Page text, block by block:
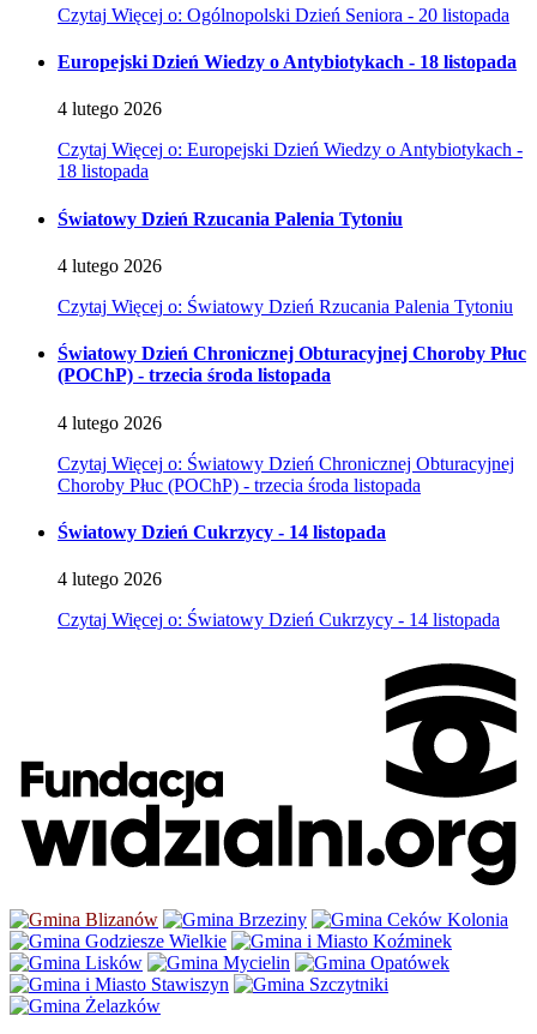
Czytaj Więcej o: Ogólnopolski Dzień Seniora - 20 listopada
Europejski Dzień Wiedzy o Antybiotykach - 18 listopada
4 lutego 2026
Czytaj Więcej o: Europejski Dzień Wiedzy o Antybiotykach -
18 listopada
Światowy Dzień Rzucania Palenia Tytoniu
4 lutego 2026
Czytaj Więcej o: Światowy Dzień Rzucania Palenia Tytoniu
Światowy Dzień Chronicznej Obturacyjnej Choroby Płuc
(POChP) - trzecia środa listopada
4 lutego 2026
Czytaj Więcej o: Światowy Dzień Chronicznej Obturacyjnej
Choroby Płuc (POChP) - trzecia środa listopada
Światowy Dzień Cukrzycy - 14 listopada
4 lutego 2026
Czytaj Więcej o: Światowy Dzień Cukrzycy - 14 listopada